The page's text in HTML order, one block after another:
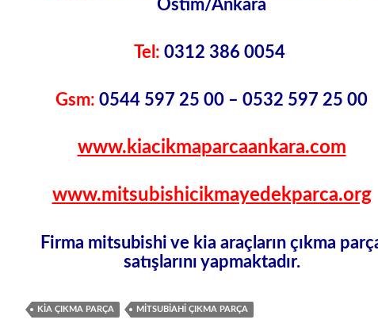
Ostim/Ankara
Tel: 0312 386 0054
Gsm: 0544 597 25 00 – 0532 597 25 00
www.kiacikmaparcaankara.com
www.mitsubishicikmayedekparca.org
Firma mitsubishi ve kia araçların çıkma
satışlarını yapmaktadır.
KIA ÇIKMA PARÇA MITSUBIAHI ÇIKMA PARÇA